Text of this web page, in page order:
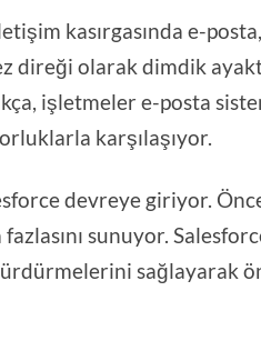
kasırgasında e-
direği olarak dimdik
işletmeler e-posta
karşılaşıyor.
devreye giriyor.
fazlasını sunuyor.
sağlayarak